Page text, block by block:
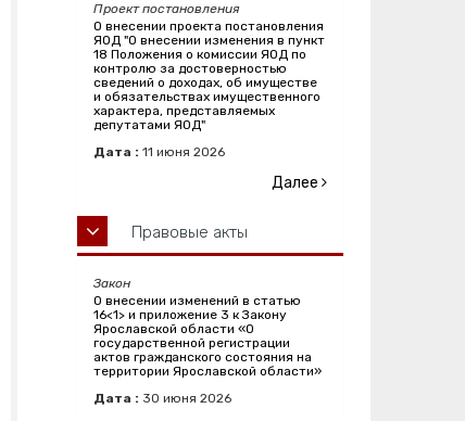
Проект постановления
О внесении проекта постановления
ЯОД "О внесении изменения в пункт
18 Положения о комиссии ЯОД по
контролю за достоверностью
сведений о доходах, об имуществе
и обязательствах имущественного
характера, представляемых
депутатами ЯОД"
Дата : 11 июня 2026
Далее
Правовые акты
Закон
О внесении изменений в статью
16<1> и приложение 3 к Закону
Ярославской области «О
государственной регистрации
актов гражданского состояния на
территории Ярославской области»
Дата : 30 июня 2026